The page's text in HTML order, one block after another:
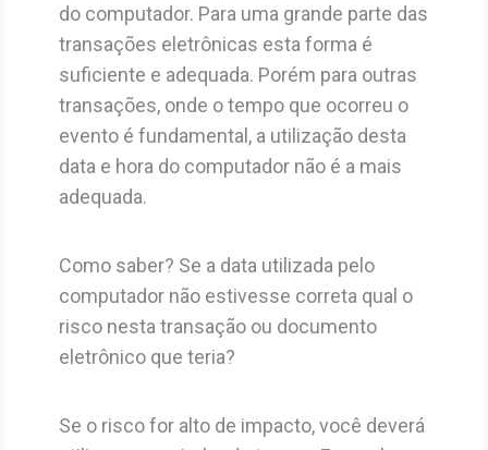
do computador. Para uma grande parte das
transações eletrônicas esta forma é
suficiente e adequada. Porém para outras
transações, onde o tempo que ocorreu o
evento é fundamental, a utilização desta
data e hora do computador não é a mais
adequada.
Como saber? Se a data utilizada pelo
computador não estivesse correta qual o
risco nesta transação ou documento
eletrônico que teria?
Se o risco for alto de impacto, você deverá